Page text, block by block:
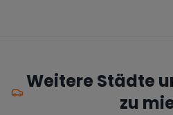
Weitere Städte
zu